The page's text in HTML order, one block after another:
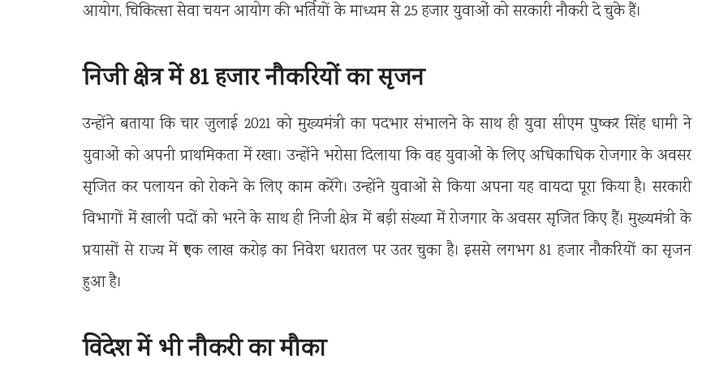
आयोग, चिकित्सा सेवा चयन आयोग की भर्तियों के माध्यम से 25 हजार युवाओं को सरकारी नौकरी दे चुके हैं।
निजी क्षेत्र में 81 हजार नौकरियों का सृजन
उन्होंने बताया कि चार जुलाई 2021 को मुख्यमंत्री का पदभार संभालने के साथ ही युवा सीएम पुष्कर सिंह धामी ने
युवाओं को अपनी प्राथमिकता में रखा। उन्होंने भरोसा दिलाया कि वह युवाओं के लिए अधिकाधिक रोजगार के अवसर
सृजित कर पलायन को रोकने के लिए काम करेंगे। उन्होंने युवाओं से किया अपना यह वायदा पूरा किया है। सरकारी
विभागों में खाली पदों को भरने के साथ ही निजी क्षेत्र में बड़ी संख्या में रोजगार के अवसर सृजित किए हैं। मुख्यमंत्री के
प्रयासों से राज्य में ₹एक लाख करोड़ का निवेश धरातल पर उतर चुका है। इससे लगभग 81 हजार नौकरियों का सृजन
हुआ है।
विदेश में भी नौकरी का मौका